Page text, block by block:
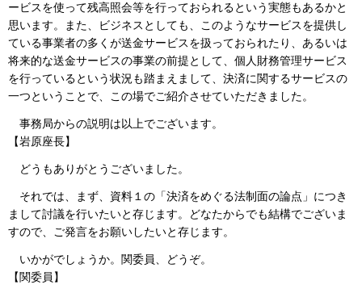
ービスを使って残高照会等を行っておられるという実態もあるかと
思います。また、ビジネスとしても、このようなサービスを提供し
ている事業者の多くが送金サービスを扱っておられたり、あるいは
将来的な送金サービスの事業の前提として、個人財務管理サービス
を行っているという状況も踏まえまして、決済に関するサービスの
一つということで、この場でご紹介させていただきました。
事務局からの説明は以上でございます。
【岩原座長】
どうもありがとうございました。
それでは、まず、資料１の「決済をめぐる法制面の論点」につき
まして討議を行いたいと存じます。どなたからでも結構でございま
すので、ご発言をお願いしたいと存じます。
いかがでしょうか。関委員、どうぞ。
【関委員】